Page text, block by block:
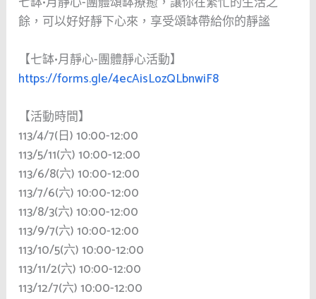
餘，可以好好靜下心來，享受頌缽帶給你的靜謐
【七缽•月靜心-團體靜心活動】
https://forms.gle/4ecAisLozQLbnwiF8
【活動時間】
113/4/7(日) 10:00-12:00
113/5/11(六) 10:00-12:00
113/6/8(六) 10:00-12:00
113/7/6(六) 10:00-12:00
113/8/3(六) 10:00-12:00
113/9/7(六) 10:00-12:00
113/10/5(六) 10:00-12:00
113/11/2(六) 10:00-12:00
113/12/7(六) 10:00-12:00